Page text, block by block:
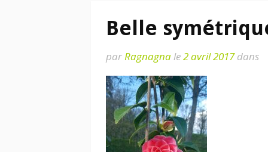
Belle
parRagnagnale2 avril 2017dans